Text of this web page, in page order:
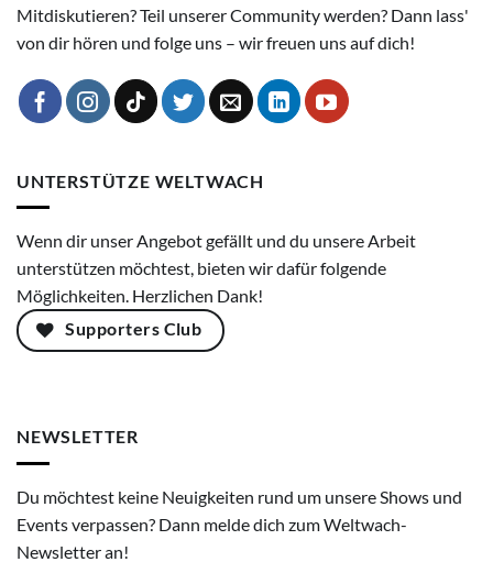
Mitdiskutieren? Teil unserer Community werden? Dann lass'
von dir hören und folge uns – wir freuen uns auf dich!
UNTERSTÜTZE WELTWACH
Wenn dir unser Angebot gefällt und du unsere Arbeit
unterstützen möchtest, bieten wir dafür folgende
Möglichkeiten. Herzlichen Dank!
Supporters Club
NEWSLETTER
Du möchtest keine Neuigkeiten rund um unsere Shows und
Events verpassen? Dann melde dich zum Weltwach-
Newsletter an!